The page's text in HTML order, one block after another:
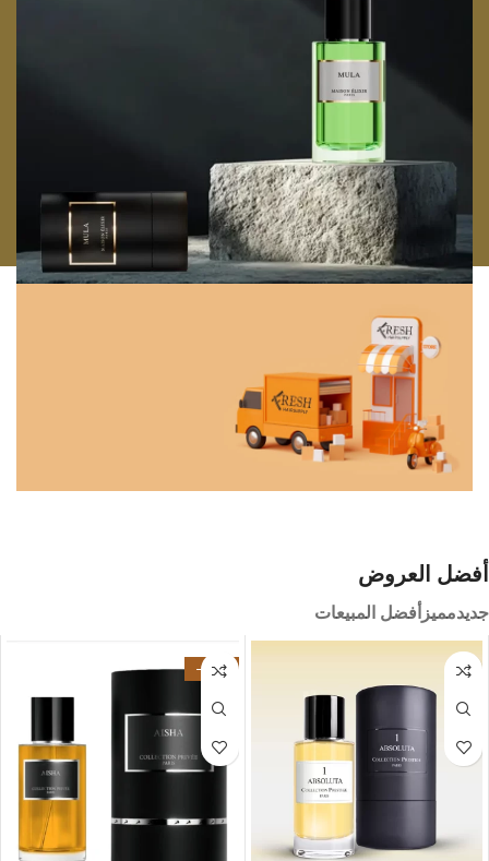
Maison Élixir
مجموعة من الروائح بألوان
العواطف لاكتشافها
عرض المزيد
أفضل تاجر جملة لتصفيف الشعرأفضل العروض
جديدمميزأفضل المبيعات
-27%